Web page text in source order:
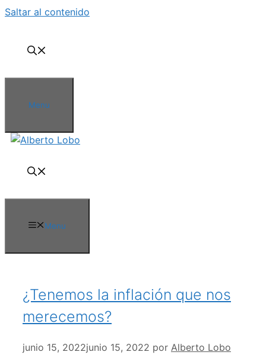
Saltar al contenido
Menu
Menu
¿Tenemos la inflación que nos
merecemos?
junio 15, 2022junio 15, 2022 por Alberto Lobo